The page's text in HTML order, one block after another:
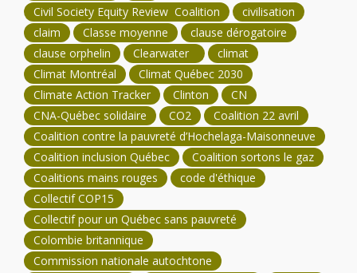
Civil Society Equity Review Coalition
civilisation
claim
Classe moyenne
clause dérogatoire
clause orphelin
Clearwater
climat
Climat Montréal
Climat Québec 2030
Climate Action Tracker
Clinton
CN
CNA-Québec solidaire
CO2
Coalition 22 avril
Coalition contre la pauvreté d’Hochelaga-Maisonneuve
Coalition inclusion Québec
Coalition sortons le gaz
Coalitions mains rouges
code d'éthique
Collectif COP15
Collectif pour un Québec sans pauvreté
Colombie britannique
Commission nationale autochtone